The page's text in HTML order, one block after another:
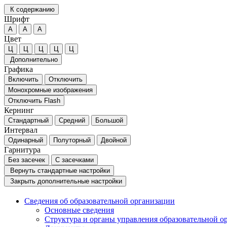
К содержанию
Шрифт
А А А
Цвет
Ц Ц Ц Ц
Ц
Дополнительно
Графика
Включить
Отключить
Монохромные изображения
Отключить Flash
Кернинг
Стандартный Средний Большой
Интервал
Одинарный Полуторный Двойной
Гарнитура
Без засечек
С засечками
Вернуть стандартные настройки
Закрыть дополнительные настройки
Сведения об образовательной организации
Основные сведения
Структура и органы управления образовательной